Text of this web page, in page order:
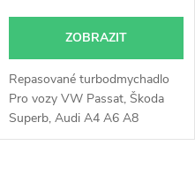
ZOBRAZIT
Repasované turbodmychadlo
Pro vozy VW Passat, Škoda
Superb, Audi A4 A6 A8
2.5TDi 2,5TDi 110KW AKN